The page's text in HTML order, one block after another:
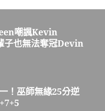
嘲諷Kevin
也無法奪冠Devin
！巫師無緣25分逆